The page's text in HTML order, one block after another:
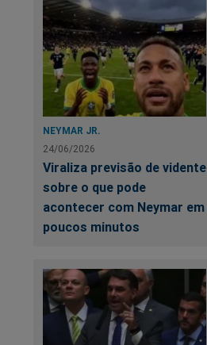
NEYMAR JR.
24/06/2026
Viraliza previsão de vidente
sobre o que pode
acontecer com Neymar em
poucos minutos